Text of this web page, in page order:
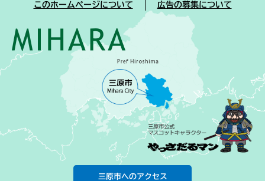
このホームページについて 広告の募集について
三原市へのアクセス